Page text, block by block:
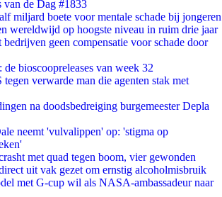
van de Dag #1833
miljard boete voor mentale schade bij jongeren
wereldwijd op hoogste niveau in ruim drie jaar
geen compensatie voor schade door
bioscoopreleases van week 32
verwarde man die agenten stak met
na doodsbedreiging burgemeester Depla
neemt 'vulvalippen' op: 'stigma op
met quad tegen boom, vier gewonden
uit vak gezet om ernstig alcoholmisbruik
met G-cup wil als NASA-ambassadeur naar